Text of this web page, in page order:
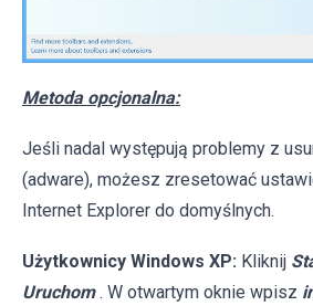
Metoda opcjonalna:
Jeśli nadal występują problemy z
(adware), możesz zresetować
Internet Explorer do domyślnych.
Użytkownicy Windows XP: Kliknij
Uruchom . W otwartym oknie wpisz